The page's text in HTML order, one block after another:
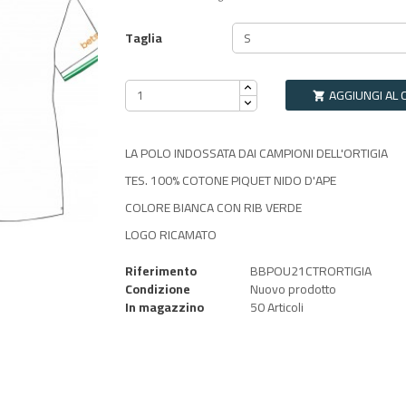
Taglia
 AGGIUNGI AL
LA POLO INDOSSATA DAI CAMPIONI DELL'ORTIGIA
TES. 100% COTONE PIQUET NIDO D'APE
COLORE BIANCA CON RIB VERDE
LOGO RICAMATO
Riferimento
BBPOU21CTRORTIGIA
Condizione Nuovo prodotto
In magazzino 50 Articoli